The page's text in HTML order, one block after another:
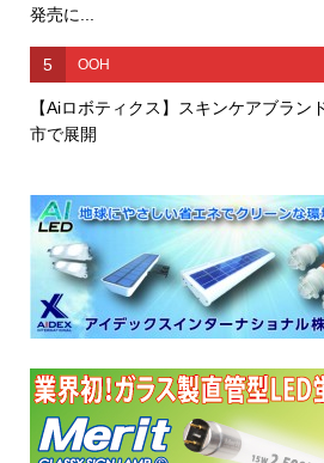
発売に...
5 OOH
【Aiロボティクス】スキンケアブラン
市で展開